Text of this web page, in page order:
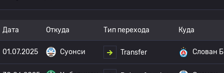
Дата Откуда Тип перехода Куда
01.07.2025 Суонси Transfer Слован